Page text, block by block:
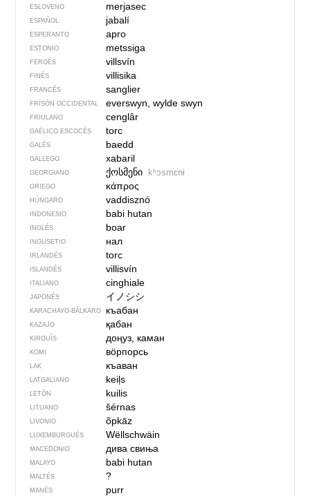
ESLOVENO merjasec
ESPAÑOL jabalí
ESPERANTO apro
ESTONIO metssiga
FEROÉS villsvín
FINÉS villisika
FRANCÉS sanglier
FRISÓN OCCIDENTAL everswyn, wylde swyn
FRIULANO cenglâr
GAÉLICO ESCOCÉS torc
GALÉS baedd
GALLEGO xabaril
GEORGIANO ქოსმენი kʰɔsmɛni
GRIEGO κάπρος
HÚNGARO vaddisznó
INDONESIO babi hutan
INGLÉS boar
INGUSETIO нал
IRLANDÉS torc
ISLANDÉS villisvín
ITALIANO cinghiale
JAPONÉS イノシシ
KARACHAYO-BÁLKARO къабан
KAZAJO қабан
KIRGUÍS доңуз, каман
KOMI вӧрпорсь
LAK къаван
LATGALIANO keiļs
LETÓN kuilis
LITUANO šérnas
LIVONIO õpkāz
LUXEMBURGUÉS Wëllschwäin
MACEDONIO дива свиња
MALAYO babi hutan
MALTÉS ?
MANÉS purr